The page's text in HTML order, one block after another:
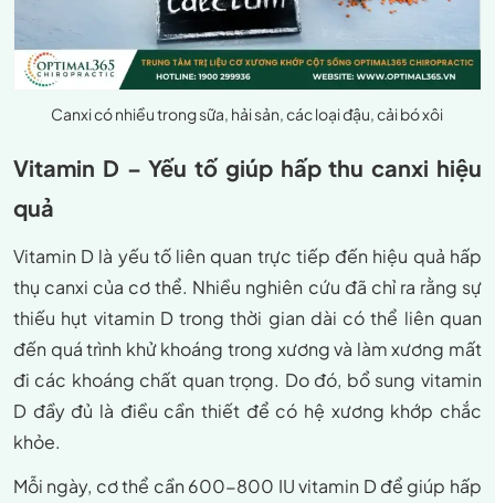
Canxi có nhiều trong sữa, hải sản, các loại đậu, cải bó xôi
Vitamin D – Yếu tố giúp hấp thu canxi hiệu
quả
Vitamin D là yếu tố liên quan trực tiếp đến hiệu quả hấp
thụ canxi của cơ thể. Nhiều nghiên cứu đã chỉ ra rằng sự
thiếu hụt vitamin D trong thời gian dài có thể liên quan
đến quá trình khử khoáng trong xương và làm xương mất
đi các khoáng chất quan trọng. Do đó, bổ sung vitamin
D đầy đủ là điều cần thiết để có hệ xương khớp chắc
khỏe.
Mỗi ngày, cơ thể cần 600-800 IU vitamin D để giúp hấp